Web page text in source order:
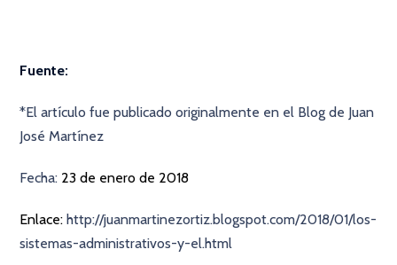
Fuente:
*El artículo fue publicado originalmente en el Blog de Juan
José Martínez
Fecha: 23 de enero de 2018
Enlace:http://juanmartinezortiz.blogspot.com/2018/01/los-
sistemas-administrativos-y-el.html